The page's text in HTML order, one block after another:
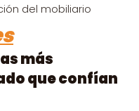
del mobiliario
más
que confían